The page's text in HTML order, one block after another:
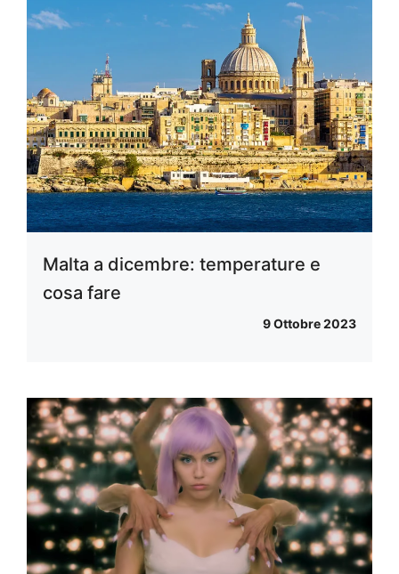
Malta a dicembre: temperature e
cosa fare
9 Ottobre 2023